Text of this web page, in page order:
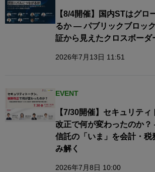
【8/4開催】国内STはグロ
るか — パブリックブロッ
証から見えたクロスボーダ
2026年7月13日 11:51
EVENT
【7/30開催】セキュリティ
改正で何が変わったのか
信託の「いま」を会計・税
み解く
2026年7月8日 10:00